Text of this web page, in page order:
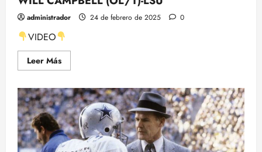
administrador 24 de febrero de 2025 0
VIDEO
Leer MásLeer
más
WILL
CAMPBELL
(OL/T)-
LSU